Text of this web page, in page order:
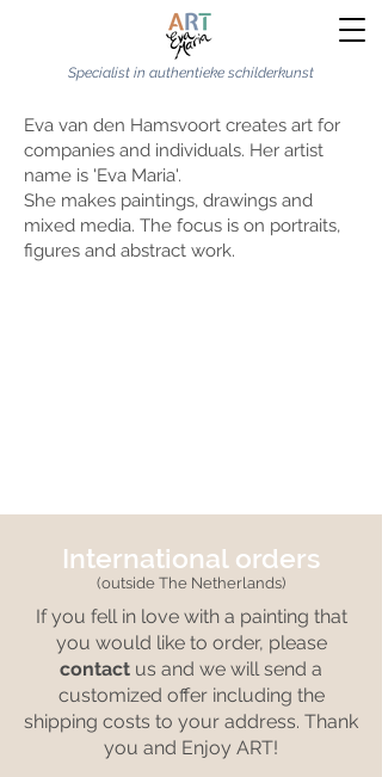
Specialist in authentieke schilderkunst
Eva van den Hamsvoort creates art for
companies and individuals. Her artist
name is 'Eva Maria'.
She makes paintings, drawings and
mixed media. The focus is on portraits,
figures and abstract work.
International orders
(outside The Netherlands)
If you fell in love with a painting that
you would like to order, please
contact us and we will send a
customized offer including the
shipping costs to your address. Thank
you and Enjoy ART!